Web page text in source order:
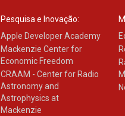
Pesquisa e Inovação:
Apple Developer Academy
Mackenzie Center for
Economic Freedom
CRAAM - Center for Radio
Astronomy and
Astrophysics at
Mackenzie